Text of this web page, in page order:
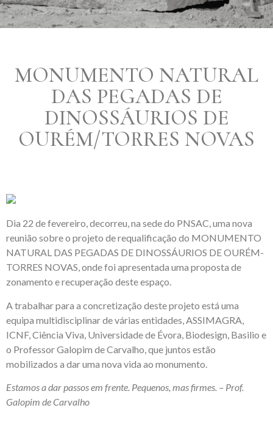
MONUMENTO NATURAL
DAS PEGADAS DE
DINOSSÁURIOS DE
OURÉM/TORRES NOVAS
Dia 22 de fevereiro, decorreu, na sede do PNSAC, uma nova
reunião sobre o projeto de requalificação do MONUMENTO
NATURAL DAS PEGADAS DE DINOSSÁURIOS DE OURÉM-
TORRES NOVAS, onde foi apresentada uma proposta de
zonamento e recuperação deste espaço.
A trabalhar para a concretização deste projeto está uma
equipa multidisciplinar de várias entidades, ASSIMAGRA,
ICNF, Ciência Viva, Universidade de Évora, Biodesign, Basilio e
o Professor Galopim de Carvalho, que juntos estão
mobilizados a dar uma nova vida ao monumento.
Estamos a dar passos em frente. Pequenos, mas firmes. – Prof.
Galopim de Carvalho